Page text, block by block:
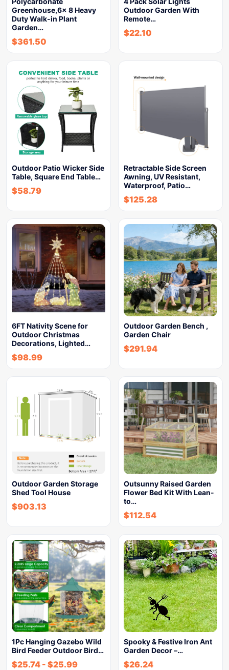
Greenhouse,6x 8 Heavy
Duty Walk-in Plant
Garden…
$361.50
Outdoor Garden With
Remote…
$22.10
Outdoor Patio Wicker Side
Table, Square End Table…
$58.79
Retractable Side Screen
Awning, UV Resistant,
Waterproof, Patio…
$125.28
6FT Nativity Scene for
Outdoor Christmas
Decorations, Lighted…
$98.99
Outdoor Garden Bench ,
Garden Chair
$291.94
Outdoor Garden Storage
Shed Tool House
$903.13
Outsunny Raised Garden
Flower Bed Kit With Lean-
to…
$112.54
1Pc Hanging Gazebo Wild
Bird Feeder Outdoor Bird…
$25.74 - $25.99
Spooky & Festive Iron Ant
Garden Decor –…
$26.24